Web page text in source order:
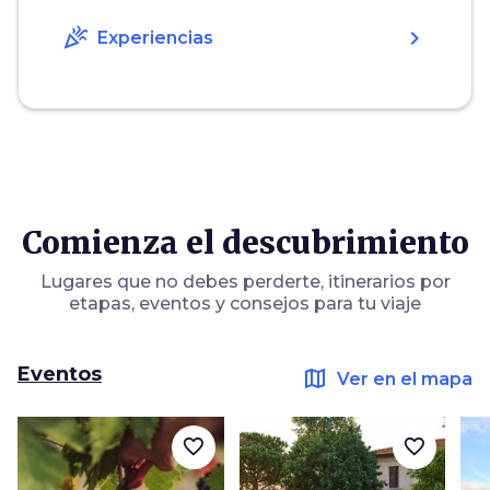
celebration Experiencias chevron_right
Comienza el descubrimiento
Lugares que no debes perderte, itinerarios por
etapas, eventos y consejos para tu viaje
Eventos map Ver en el mapa
favorite_border favorite_border